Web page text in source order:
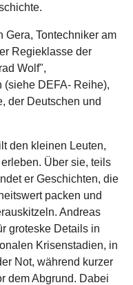
Gera, Tontechniker am
Regieklasse der
Wolf",
(siehe DEFA- Reihe),
der Deutschen und
den kleinen Leuten,
Über sie, teils
er Geschichten, die
packen und
Andreas
groteske Details in
Krisenstadien, in
Not, während kurzer
dem Abgrund. Dabei